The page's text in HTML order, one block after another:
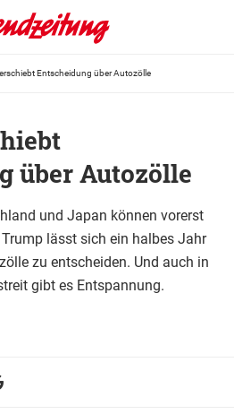
Entscheidung über Autozölle
über Autozölle
und Japan können vorerst
lässt sich ein halbes Jahr
zu entscheiden. Und auch in
gibt es Entspannung.